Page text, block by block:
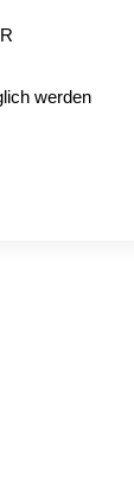
werden